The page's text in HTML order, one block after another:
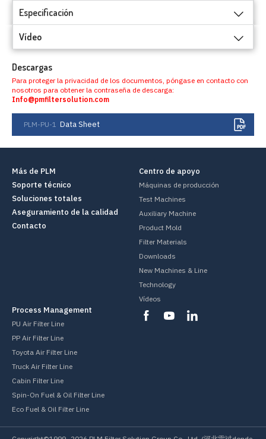
Especificación
Vídeo
Descargas
Para proteger la privacidad de los documentos, póngase en contacto con
nosotros para obtener la contraseña de descarga:
Info@pmfiltersolution.com
PLM-PU-1 Data Sheet
Process Management
PU Air Filter Line
PP Air Filter Line
Toyota Air Filter Line
Truck Air Filter Line
Cabin Filter Line
Spin-On Fuel & Oil Filter Line
Eco Fuel & Oil Filter Line
Centro de apoyo
Máquinas de producción
Test Machines
Auxiliary Machine
Product Mold
Filter Materials
Downloads
New Machines & Line
Technology
Vídeos
Más de PLM
Soporte técnico
Soluciones totales
Aseguramiento de la calidad
Contacto